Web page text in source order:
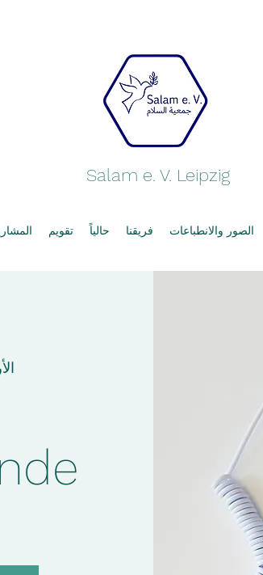
Salam e. V. Leipzig
تقويم حالياً فريقنا الصور والانطباعات